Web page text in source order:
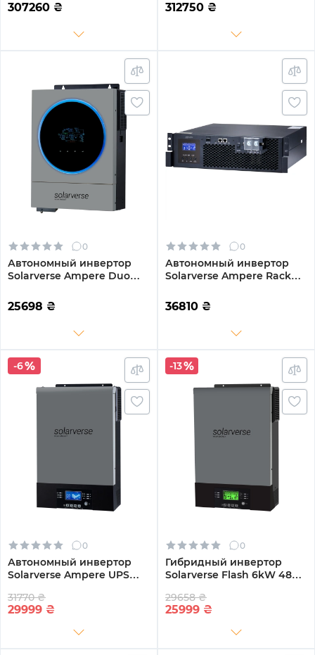
Трехфазный
307260 ₴
Трехфазный
312750 ₴
0
Автономный инвертор
Solarverse Ampere Duo
Однофазный (SV6048AD)
25698 ₴
0
Автономный инвертор
Solarverse Ampere Rack
Однофазный
(SV5048UPSR)
36810 ₴
-6
0
Автономный инвертор
Solarverse Ampere UPS
Однофазный
(SV6048UPSW)
31770 ₴
29999 ₴
-13
0
Гибридный инвертор
Solarverse Flash 6kW 48V 1
(SV6048FH)
29658 ₴
25999 ₴